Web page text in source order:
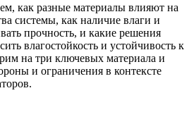
как разные материалы влияют на
системы, как наличие влаги и
прочность, и какие решения
влагостойкость и устойчивость к
на три ключевых материала и
и ограничения в контексте